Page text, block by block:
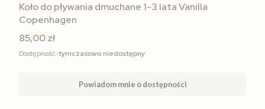
Koło do pływania dmuchane 1-3 lata Vanilla
Copenhagen
85,00 zł
Dostępność: tymczasowo niedostępny
Powiadom mnie o dostępności